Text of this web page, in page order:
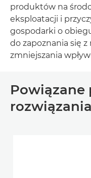
produktów na
eksploatacji i
gospodarki o
do zapoznania się
zmniejszania
rozwiązania